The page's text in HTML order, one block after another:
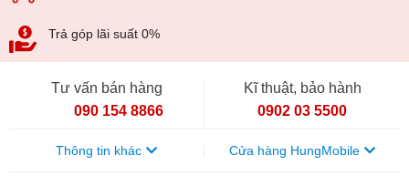
Redmi K20 hỗ trợ ba phiên bản bộ nhớ với các mức dung
lượng lần lượt là: 64GB + 6GB RAM, 128GB + 6GB RAM,
thoải mái để người dùng đọc, ghi và lưu trữ dữ liệu cần
Trả góp lãi suất 0%
Tư vấn bán hàng
090 154 8866
Kĩ thuật, bảo hành
0902 03 5500
Thông tin khác Cửa hàng HungMobile